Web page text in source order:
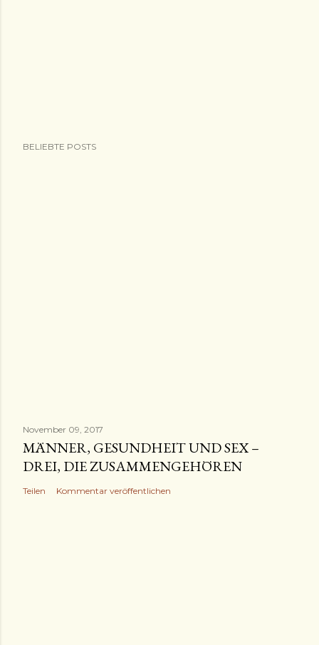
BELIEBTE POSTS
November 09, 2017
MÄNNER, GESUNDHEIT UND SEX –
DREI, DIE ZUSAMMENGEHÖREN
Teilen Kommentar veröffentlichen